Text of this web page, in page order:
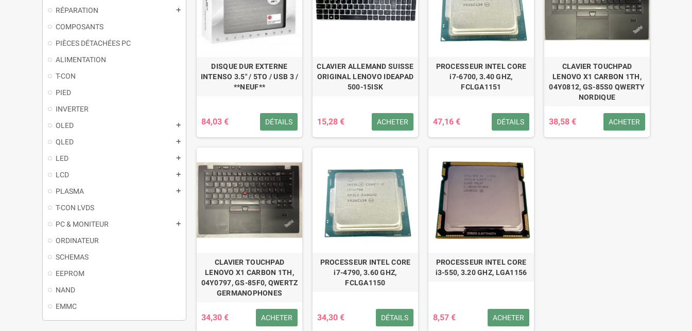
RÉPARATION
COMPOSANTS
PIÈCES DÉTACHÉES PC
ALIMENTATION
T-CON
PIED
INVERTER
OLED
QLED
LED
LCD
PLASMA
T-CON LVDS
PC & MONITEUR
ORDINATEUR
SCHEMAS
EEPROM
NAND
EMMC
DISQUE DUR EXTERNE
INTENSO 3.5" / 5TO / USB 3 /
**NEUF**
84,03 € DÉTAILS
CLAVIER ALLEMAND SUISSE
ORIGINAL LENOVO IDEAPAD
500-15ISK
15,28 € ACHETER
PROCESSEUR INTEL CORE
i7-6700, 3.40 GHZ,
FCLGA1151
47,16 € DÉTAILS
CLAVIER TOUCHPAD
LENOVO X1 CARBON 1TH,
04Y0812, GS-85S0 QWERTY
NORDIQUE
38,58 € ACHETER
CLAVIER TOUCHPAD
LENOVO X1 CARBON 1TH,
04Y0797, GS-85F0, QWERTZ
GERMANOPHONES
34,30 € ACHETER
PROCESSEUR INTEL CORE
i7-4790, 3.60 GHZ,
FCLGA1150
34,30 € DÉTAILS
PROCESSEUR INTEL CORE
i3-550, 3.20 GHZ, LGA1156
8,57 € ACHETER